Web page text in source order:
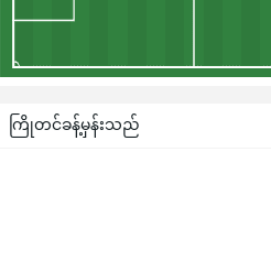
ကြိုတင်ခန့်မှန်းသည်